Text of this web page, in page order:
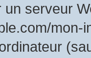
un serveur